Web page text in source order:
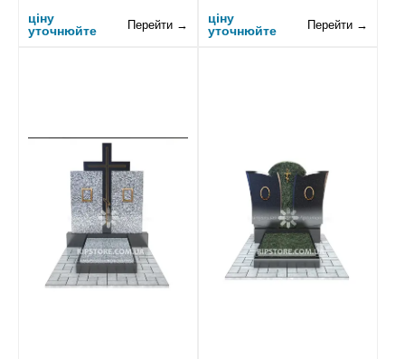
ціну
уточнюйте
Перейти →
ціну
уточнюйте
Перейти →